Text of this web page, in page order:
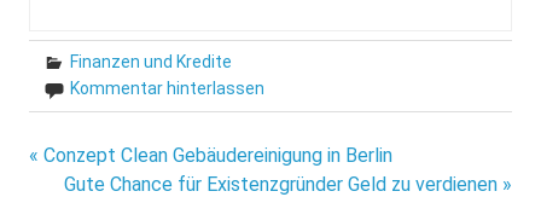
Finanzen und Kredite
Kommentar hinterlassen
Beitragsnavigation
« Conzept Clean Gebäudereinigung in Berlin
Gute Chance für Existenzgründer Geld zu verdienen »